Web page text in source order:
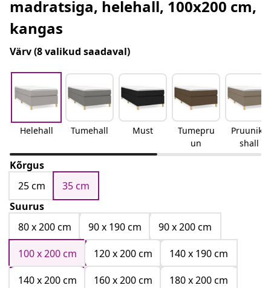
madratsiga, helehall, 100x200 cm,
kangas
Värv(8 valikud saadaval)
Helehall Tumehall Must
Tumepru
un
Pruunika
shall
Kõrgus
25 cm
35 cm
Suurus
80 x 200 cm
90 x 190 cm
90 x 200 cm
100 x 200 cm
120 x 200 cm
140 x 190 cm
140 x 200 cm
160 x 200 cm
180 x 200 cm